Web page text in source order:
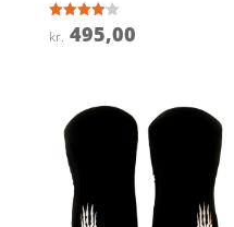
Vurderet
4.1
kr. 495,00